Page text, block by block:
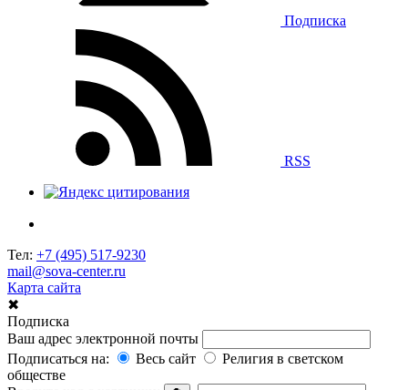
Подписка
RSS
Тел: +7 (495) 517-9230
mail@sova-center.ru
Карта сайта
✖
Подписка
Ваш адрес электронной почты
Подписаться на:
Весь сайт
Религия в светском
обществе